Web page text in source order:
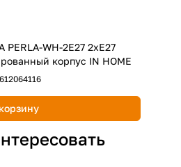
PERLA-WH-2E27 2хЕ27
корпус IN HOME